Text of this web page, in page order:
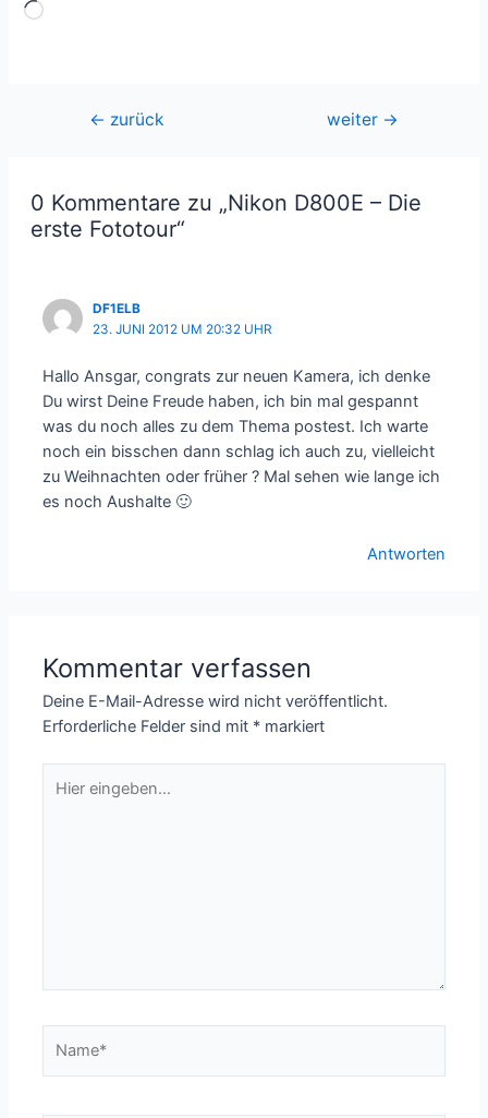
Wird
Beitragsnavigation
← zurück weiter →
0 Kommentare zu „Nikon D800E – Die
erste Fototour“
DF1ELB
23. JUNI 2012 UM 20:32 UHR
Hallo Ansgar, congrats zur neuen Kamera, ich denke
Du wirst Deine Freude haben, ich bin mal gespannt
was du noch alles zu dem Thema postest. Ich warte
noch ein bisschen dann schlag ich auch zu, vielleicht
zu Weihnachten oder früher ? Mal sehen wie lange ich
es noch Aushalte 🙂
Antworten
Kommentar verfassen
Deine E-Mail-Adresse wird nicht veröffentlicht.
Erforderliche Felder sind mit * markiert
eingeben…